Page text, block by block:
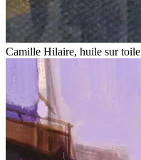
Camille Hilaire, huile sur toile